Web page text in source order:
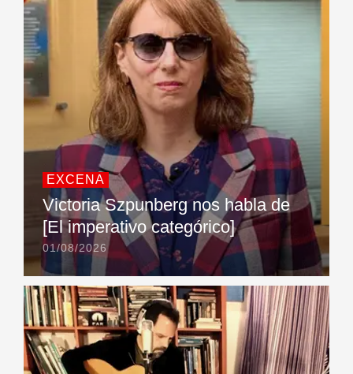
EXCENA
Victoria Szpunberg nos habla de
[El imperativo categórico]
01/08/2026